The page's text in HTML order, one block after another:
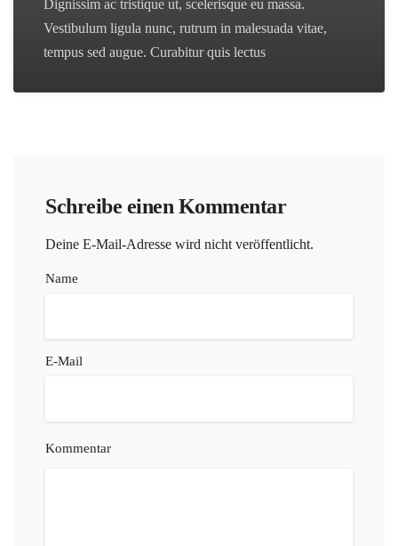
Dignissim ac tristique ut, scelerisque eu massa.
Vestibulum ligula nunc, rutrum in malesuada vitae,
tempus sed augue. Curabitur quis lectus
Schreibe einen Kommentar
Deine E-Mail-Adresse wird nicht veröffentlicht.
Name
E-Mail
Kommentar